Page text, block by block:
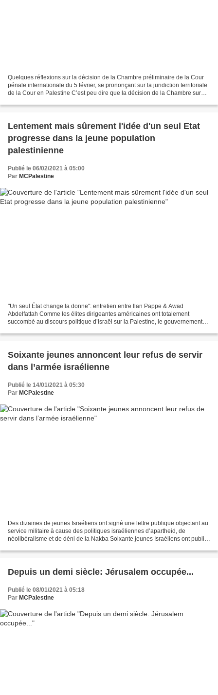
Quelques réflexions sur la décision de la Chambre préliminaire de la Cour
pénale internationale du 5 février, se prononçant sur la juridiction territoriale
de la Cour en Palestine C’est peu dire que la décision de la Chambre sur
Lentement mais sûrement l'idée d'un seul Etat
progresse dans la jeune population
palestinienne
Publié le 06/02/2021 à 05:00
Par MCPalestine
"Un seul État change la donne": entretien entre Ilan Pappe & Awad
Abdelfattah Comme les élites dirigeantes américaines ont totalement
succombé au discours politique d’Israël sur la Palestine, le gouvernement
Soixante jeunes annoncent leur refus de servir
dans l’armée israélienne
Publié le 14/01/2021 à 05:30
Par MCPalestine
Des dizaines de jeunes Israéliens ont signé une lettre publique objectant au
service militaire à cause des politiques israéliennes d’apartheid, de
néolibéralisme et de déni de la Nakba Soixante jeunes Israéliens ont publié
Depuis un demi siècle: Jérusalem occupée...
Publié le 08/01/2021 à 05:18
Par MCPalestine